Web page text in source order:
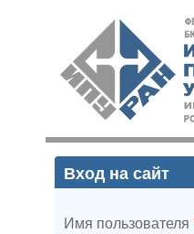
ИПУ
РАН
Вход на сайт
Имя пользователя